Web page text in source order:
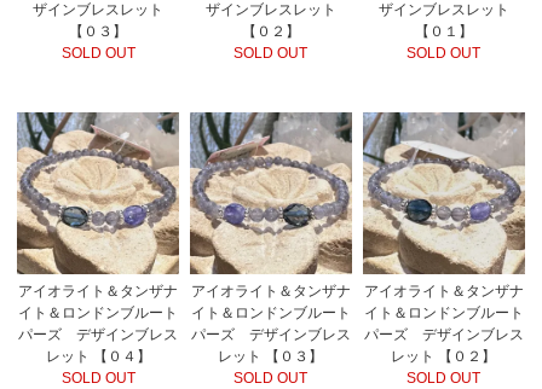
ザインブレスレット
【０３】
SOLD OUT
ザインブレスレット
【０２】
SOLD OUT
ザインブレスレット
【０１】
SOLD OUT
アイオライト＆タンザナ
イト＆ロンドンブルート
パーズ デザインブレス
レット 【０４】
SOLD OUT
アイオライト＆タンザナ
イト＆ロンドンブルート
パーズ デザインブレス
レット 【０３】
SOLD OUT
アイオライト＆タンザナ
イト＆ロンドンブルート
パーズ デザインブレス
レット 【０２】
SOLD OUT